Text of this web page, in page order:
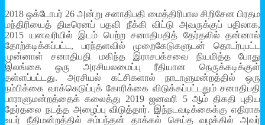
2018 ஒக்டோபர் 26 அன்று சனாதிபதி மைத்திரிபால சிறிசேன பிரதம
மந்திரியைத் திடீரெனப் பதவி நீக்கி விட்டு அவருக்குப் பதிலாக,
2015 யனவரியில் இடம் பெற்ற சனாதிபதித் தேர்தலில் தன்னால்
தோற்கடிக்கப்பட்ட, பரந்தளவில் முறைகேடுகளுடன் தொடர்புபட்ட
முன்னாள் சனாதிபதி மகிந்த இராசபக்சவை நியமித்த போது
இலங்கை ஒரு அரசியலமைப்பு ரீதியான நெருக்கடிக்குள்
தள்ளப்பட்டது. அரசியல் கட்சிகளால் நாடாளுமன்றத்தில் ஒரு
நம்பிக்கை வாக்கெடுப்புக் கோரிக்கை விடுக்கப்பட்டதும் சனாதிபதி
பாராளுமன்றத்தைக் கலைத்து 2019 ஜனவரி 5 ஆம் திகதி புதிய
தேர்தலை நடத்த அழைப்பு விடுத்தார். இந்நடவடிக்கைக்கு எதிராக
உயர் நீதிமன்றத்தில் சம்பந்தன் தாக்கல் செய்த வழக்கில் அவர்